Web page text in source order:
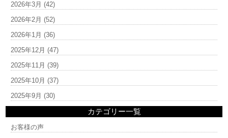
2026年3月 (42)
2026年2月 (52)
2026年1月 (36)
2025年12月 (47)
2025年11月 (39)
2025年10月 (37)
2025年9月 (30)
カテゴリー一覧
お客様の声